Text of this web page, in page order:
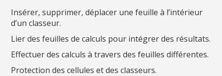
Insérer, supprimer, déplacer une feuille à l’intérieur
d’un classeur.
Lier des feuilles de calculs pour intégrer des résultats.
Effectuer des calculs à travers des feuilles différentes.
Protection des cellules et des classeurs.